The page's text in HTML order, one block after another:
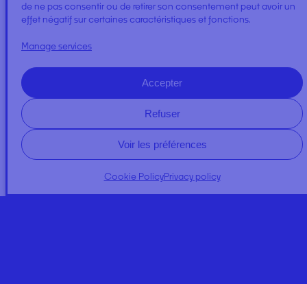
de ne pas consentir ou de retirer son consentement peut avoir un
effet négatif sur certaines caractéristiques et fonctions.
Manage services
Accepter
Refuser
Voir les préférences
Cookie PolicyPrivacy policy